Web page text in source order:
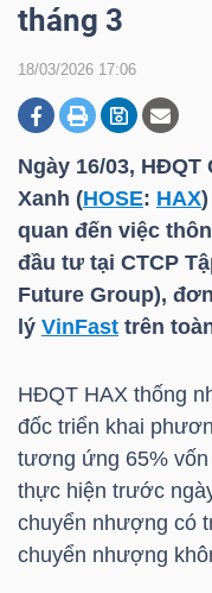
tháng 3
18/03/2026 17:06
Ngày 16/03, HĐQT
Xanh (HOSE: HAX
quan đến việc
đầu tư tại CTCP
Future Group),
lý VinFast trên
HĐQT HAX thống
đốc triển khai
tương ứng 65% vốn
thực hiện trước
chuyển nhượng có
chuyển nhượng
KHOÁN
DOANH
NGHIỆP
BẤT
ĐỘNG
SẢN
TÀI
CHÍNH